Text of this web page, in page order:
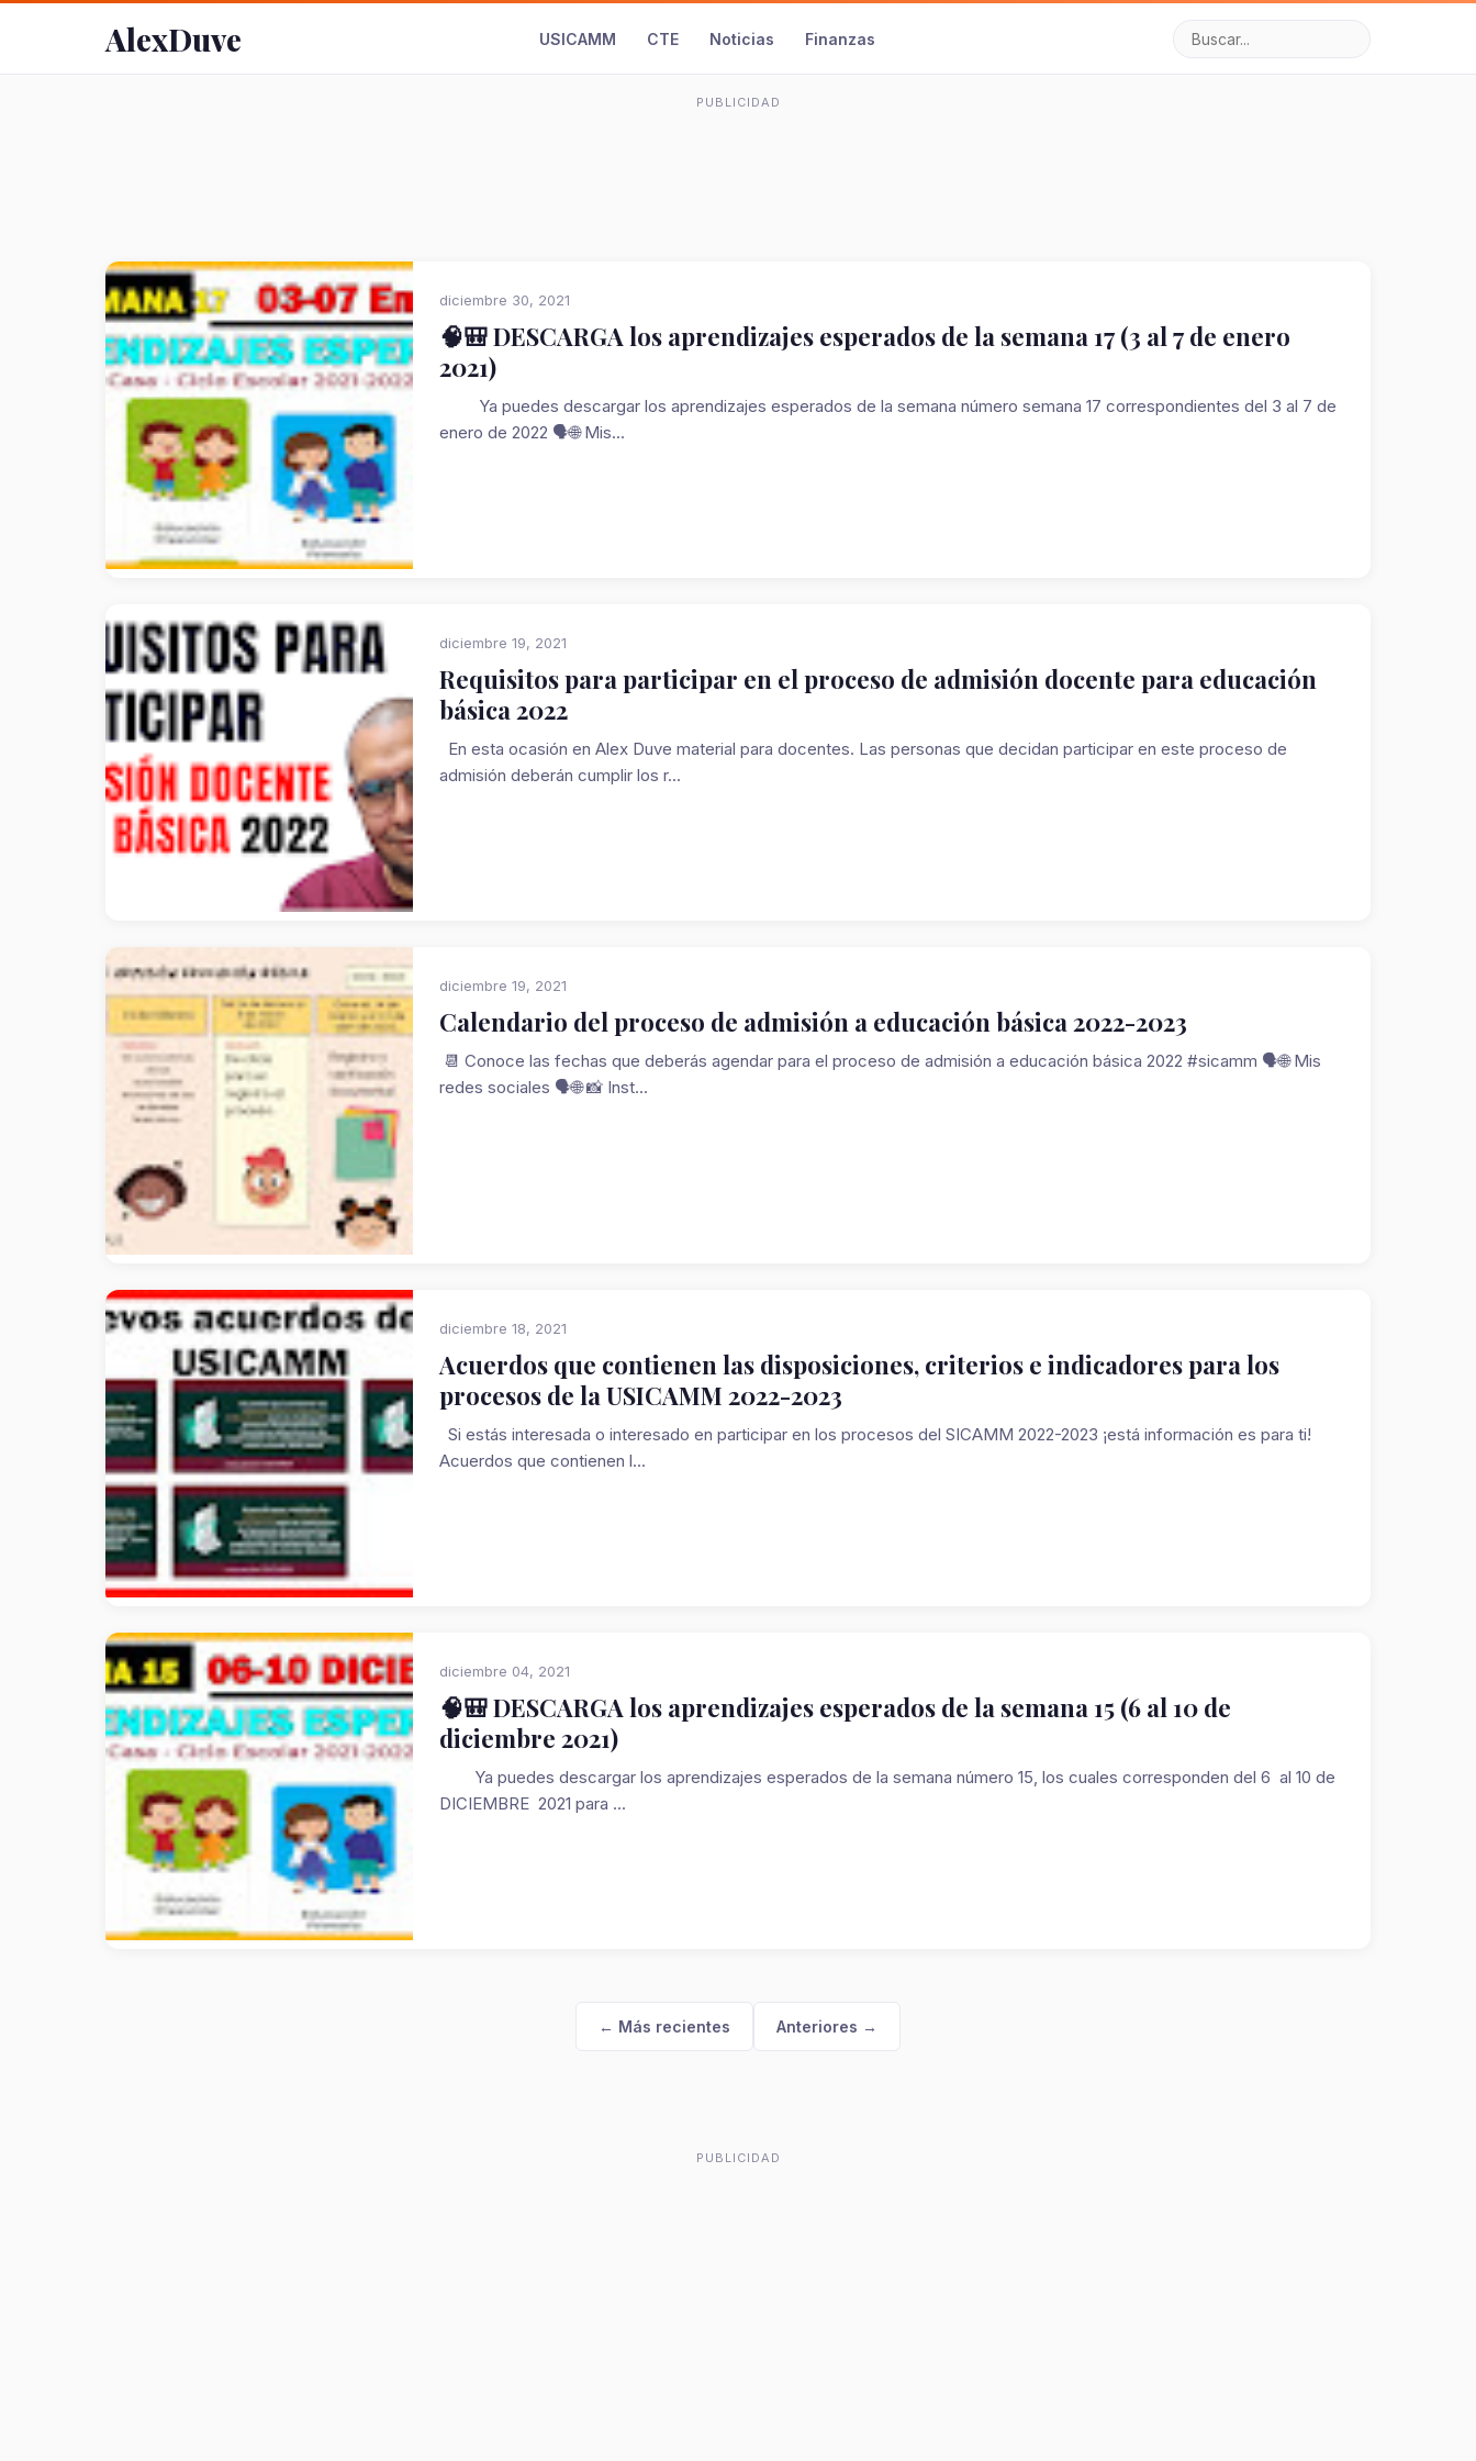
AlexDuve USICAMM CTE Noticias Finanzas
PUBLICIDAD
diciembre 30, 2021
🧠🎒 DESCARGA los aprendizajes esperados de la semana 17 (3 al 7 de enero
2021)
Ya puedes descargar los aprendizajes esperados de la semana número semana 17 correspondientes del 3 al 7 de
enero de 2022 🗣️🌐 Mis...
diciembre 19, 2021
Requisitos para participar en el proceso de admisión docente para educación
básica 2022
En esta ocasión en Alex Duve material para docentes. Las personas que decidan participar en este proceso de
admisión deberán cumplir los r...
diciembre 19, 2021
Calendario del proceso de admisión a educación básica 2022-2023
📆 Conoce las fechas que deberás agendar para el proceso de admisión a educación básica 2022 #sicamm 🗣️🌐 Mis
redes sociales 🗣️🌐 📸 Inst...
diciembre 18, 2021
Acuerdos que contienen las disposiciones, criterios e indicadores para los
procesos de la USICAMM 2022-2023
Si estás interesada o interesado en participar en los procesos del SICAMM 2022-2023 ¡está información es para ti!
Acuerdos que contienen l...
diciembre 04, 2021
🧠🎒 DESCARGA los aprendizajes esperados de la semana 15 (6 al 10 de
diciembre 2021)
Ya puedes descargar los aprendizajes esperados de la semana número 15, los cuales corresponden del 6 al 10 de
DICIEMBRE 2021 para ...
← Más recientes Anteriores →
PUBLICIDAD